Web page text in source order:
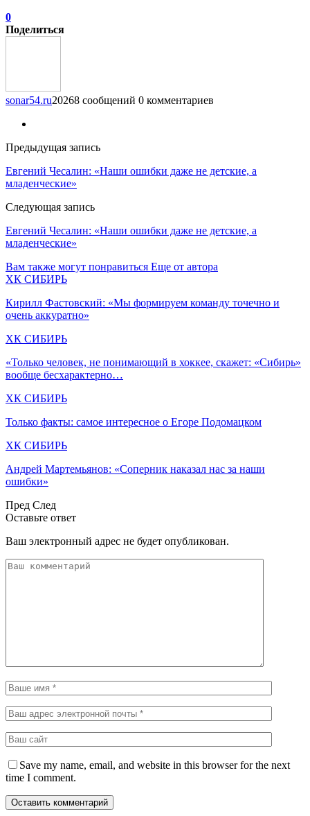
0
Поделиться
sonar54.ru20268 сообщений 0 комментариев
Предыдущая запись
Евгений Чесалин: «Наши ошибки даже не детские, а
младенческие»
Следующая запись
Евгений Чесалин: «Наши ошибки даже не детские, а
младенческие»
Вам также могут понравиться Еще от автора
ХК СИБИРЬ
Кирилл Фастовский: «Мы формируем команду точечно и
очень аккуратно»
ХК СИБИРЬ
«Только человек, не понимающий в хоккее, скажет: «Сибирь»
вообще бесхарактерно…
ХК СИБИРЬ
Только факты: самое интересное о Егоре Подомацком
ХК СИБИРЬ
Андрей Мартемьянов: «Соперник наказал нас за наши
ошибки»
Пред След
Оставьте ответ
Ваш электронный адрес не будет опубликован.
Save my name, email, and website in this browser for the next
time I comment.